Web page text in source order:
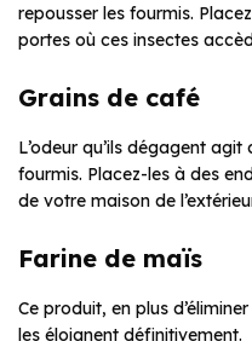
repousser les fourmis.
portes où ces insectes
Grains de café
L’odeur qu’ils dégagent
fourmis. Placez-les à des
de votre maison de
Farine de maïs
Ce produit, en plus
les éloignent définitivement.